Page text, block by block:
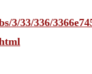
3/33/336/